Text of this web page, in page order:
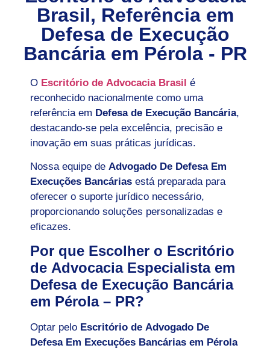
Brasil, Referência em
Defesa de Execução
Bancária em Pérola - PR
O Escritório de Advocacia Brasil é
reconhecido nacionalmente como uma
referência em Defesa de Execução Bancária,
destacando-se pela excelência, precisão e
inovação em suas práticas jurídicas.
Nossa equipe de Advogado De Defesa Em
Execuções Bancárias está preparada para
oferecer o suporte jurídico necessário,
proporcionando soluções personalizadas e
eficazes.
Por que Escolher o Escritório
de Advocacia Especialista em
Defesa de Execução Bancária
em Pérola – PR?
Optar pelo Escritório de Advogado De
Defesa Em Execuções Bancárias em Pérola